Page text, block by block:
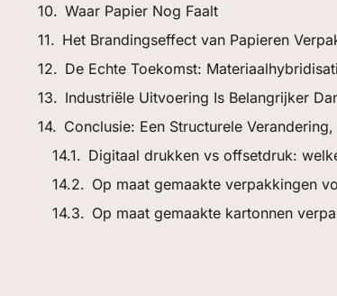
Waar Papier Nog Faalt
Het Brandingseffect van Papieren
De Echte Toekomst:
Industriële Uitvoering Is Belangrijker
Conclusie: Een Structurele Verandering,
Digitaal drukken vs offsetdruk:
Op maat gemaakte verpakkingen
Op maat gemaakte kartonnen